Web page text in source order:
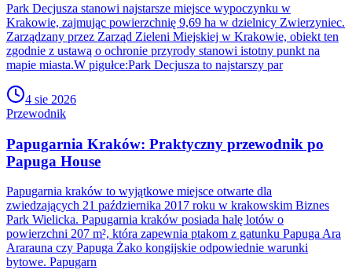
Park Decjusza stanowi najstarsze miejsce wypoczynku w
Krakowie, zajmując powierzchnię 9,69 ha w dzielnicy Zwierzyniec.
Zarządzany przez Zarząd Zieleni Miejskiej w Krakowie, obiekt ten
zgodnie z ustawą o ochronie przyrody stanowi istotny punkt na
mapie miasta.W pigułce:Park Decjusza to najstarszy par
4 sie 2026
Przewodnik
Papugarnia Kraków: Praktyczny przewodnik po
Papuga House
Papugarnia kraków to wyjątkowe miejsce otwarte dla
zwiedzających 21 października 2017 roku w krakowskim Biznes
Park Wielicka. Papugarnia kraków posiada halę lotów o
powierzchni 207 m², która zapewnia ptakom z gatunku Papuga Ara
Ararauna czy Papuga Żako kongijskie odpowiednie warunki
bytowe. Papugarn